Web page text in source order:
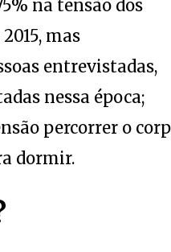
mas
entrevistadas,
nessa época;
percorrer o corpo
dormir.